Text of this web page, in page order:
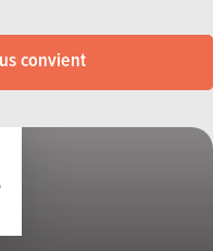
convient